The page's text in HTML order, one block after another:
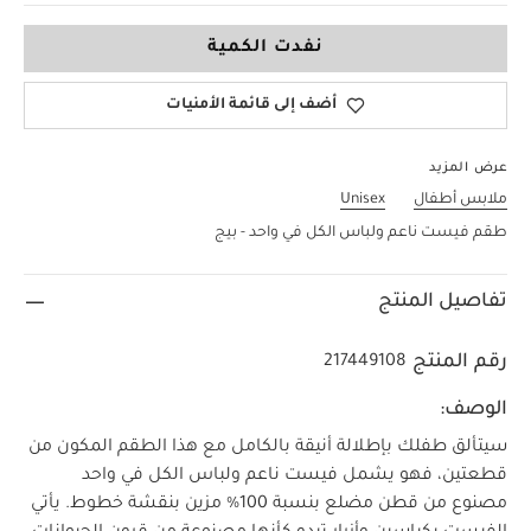
نفدت الكمية
أضف إلى قائمة الأمنيات
عرض المزيد
ملابس أطفال
Unisex
طقم فيست ناعم ولباس الكل في واحد - بيج
تفاصيل المنتج
رقم المنتج 217449108
الوصف:
سيتألق طفلك بإطلالة أنيقة بالكامل مع هذا الطقم المكون من
قطعتين، فهو يشمل فيست ناعم ولباس الكل في واحد
مصنوع من قطن مضلع بنسبة 100‏%‏‏ مزين بنقشة خطوط. يأتي